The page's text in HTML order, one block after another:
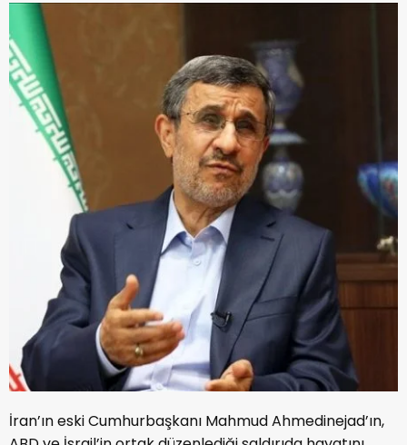
İran’ın eski Cumhurbaşkanı Mahmud Ahmedinejad’ın,